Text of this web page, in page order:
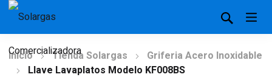
Inicio Tienda Solargas
Griferia Acero Inoxidable
Llave Lavaplatos Modelo KF008BS